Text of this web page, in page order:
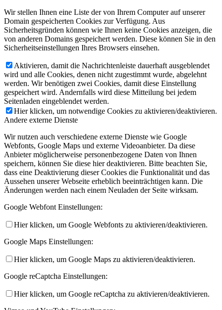
Wir stellen Ihnen eine Liste der von Ihrem Computer auf unserer
Domain gespeicherten Cookies zur Verfügung. Aus
Sicherheitsgründen können wie Ihnen keine Cookies anzeigen, die
von anderen Domains gespeichert werden. Diese können Sie in den
Sicherheitseinstellungen Ihres Browsers einsehen.
Aktivieren, damit die Nachrichtenleiste dauerhaft ausgeblendet
wird und alle Cookies, denen nicht zugestimmt wurde, abgelehnt
werden. Wir benötigen zwei Cookies, damit diese Einstellung
gespeichert wird. Andernfalls wird diese Mitteilung bei jedem
Seitenladen eingeblendet werden.
Hier klicken, um notwendige Cookies zu aktivieren/deaktivieren.
Andere externe Dienste
Wir nutzen auch verschiedene externe Dienste wie Google
Webfonts, Google Maps und externe Videoanbieter. Da diese
Anbieter möglicherweise personenbezogene Daten von Ihnen
speichern, können Sie diese hier deaktivieren. Bitte beachten Sie,
dass eine Deaktivierung dieser Cookies die Funktionalität und das
Aussehen unserer Webseite erheblich beeinträchtigen kann. Die
Änderungen werden nach einem Neuladen der Seite wirksam.
Google Webfont Einstellungen:
Hier klicken, um Google Webfonts zu aktivieren/deaktivieren.
Google Maps Einstellungen:
Hier klicken, um Google Maps zu aktivieren/deaktivieren.
Google reCaptcha Einstellungen:
Hier klicken, um Google reCaptcha zu aktivieren/deaktivieren.